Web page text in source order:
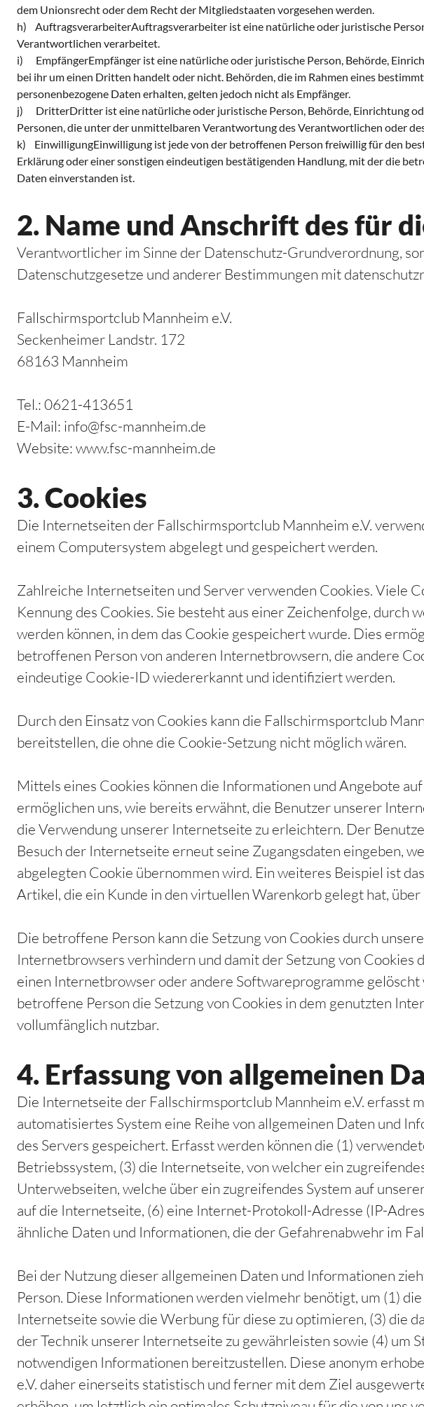
dem Unionsrecht oder dem Recht der Mitgliedstaaten vorgesehen werden.
h) AuftragsverarbeiterAuftragsverarbeiter ist eine natürliche oder juristische
Verantwortlichen verarbeitet.
i) EmpfängerEmpfänger ist eine natürliche oder juristische Person, Behörde,
bei ihr um einen Dritten handelt oder nicht. Behörden, die im Rahmen eines
personenbezogene Daten erhalten, gelten jedoch nicht als Empfänger.
j) DritterDritter ist eine natürliche oder juristische Person, Behörde, Einrichtung
Personen, die unter der unmittelbaren Verantwortung des Verantwortlichen oder
k) EinwilligungEinwilligung ist jede von der betroffenen Person freiwillig für den
Erklärung oder einer sonstigen eindeutigen bestätigenden Handlung, mit der die
Daten einverstanden ist.
2. Name und Anschrift des für
Verantwortlicher im Sinne der Datenschutz-Grundverordnung,
Datenschutzgesetze und anderer Bestimmungen mit
Fallschirmsportclub Mannheim e.V.
Seckenheimer Landstr. 172
68163 Mannheim
Tel.: 0621-413651
E-Mail: info@fsc-mannheim.de
Website:www.fsc-mannheim.de
3. Cookies
Die Internetseiten der Fallschirmsportclub Mannheim e.V.
einem Computersystem abgelegt und gespeichert werden.
Zahlreiche Internetseiten und Server verwenden Cookies. Viele
Kennung des Cookies. Sie besteht aus einer Zeichenfolge,
werden können, in dem das Cookie gespeichert wurde. Dies
betroffenen Person von anderen Internetbrowsern, die andere
eindeutige Cookie-ID wiedererkannt und identifiziert werden.
Durch den Einsatz von Cookies kann die Fallschirmsportclub
bereitstellen, die ohne die Cookie-Setzung nicht möglich wären.
Mittels eines Cookies können die Informationen und Angebote
ermöglichen uns, wie bereits erwähnt, die Benutzer unserer
die Verwendung unserer Internetseite zu erleichtern. Der
Besuch der Internetseite erneut seine Zugangsdaten eingeben,
abgelegten Cookie übernommen wird. Ein weiteres Beispiel ist
Artikel, die ein Kunde in den virtuellen Warenkorb gelegt hat, über
Die betroffene Person kann die Setzung von Cookies durch
Internetbrowsers verhindern und damit der Setzung von
einen Internetbrowser oder andere Softwareprogramme
betroffene Person die Setzung von Cookies in dem genutzten
vollumfänglich nutzbar.
4. Erfassung von allgemeinen
Die Internetseite der Fallschirmsportclub Mannheim e.V.
automatisiertes System eine Reihe von allgemeinen Daten und
des Servers gespeichert. Erfasst werden können die (1)
Betriebssystem, (3) die Internetseite, von welcher ein
Unterwebseiten, welche über ein zugreifendes System auf
auf die Internetseite, (6) eine Internet-Protokoll-Adresse (IP-
ähnliche Daten und Informationen, die der Gefahrenabwehr im
Bei der Nutzung dieser allgemeinen Daten und Informationen
Person. Diese Informationen werden vielmehr benötigt, um (1)
Internetseite sowie die Werbung für diese zu optimieren, (3) die
der Technik unserer Internetseite zu gewährleisten sowie (4)
notwendigen Informationen bereitzustellen. Diese anonym
e.V. daher einerseits statistisch und ferner mit dem Ziel